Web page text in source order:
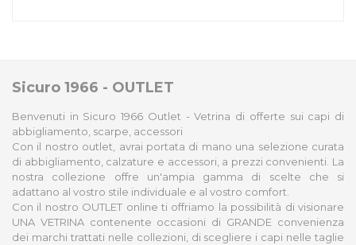
Sicuro 1966 - OUTLET
Benvenuti in Sicuro 1966 Outlet - Vetrina di offerte sui capi di
abbigliamento, scarpe, accessori
Con il nostro outlet, avrai portata di mano una selezione curata
di abbigliamento, calzature e accessori, a prezzi convenienti. La
nostra collezione offre un'ampia gamma di scelte che si
adattano al vostro stile individuale e al vostro comfort.
Con il nostro OUTLET online ti offriamo la possibilità di visionare
UNA VETRINA contenente occasioni di GRANDE convenienza
dei marchi trattati nelle collezioni, di scegliere i capi nelle taglie